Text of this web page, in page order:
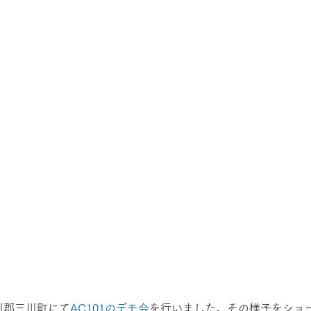
三川町にてAC101のデモ会を行いました。その様子をショ